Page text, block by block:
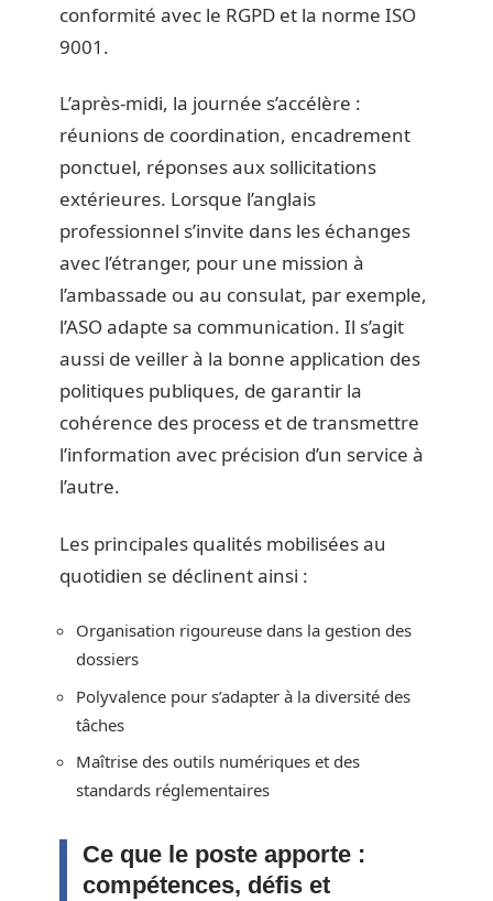
conformité avec le RGPD et la norme ISO
9001.
L’après-midi, la journée s’accélère :
réunions de coordination, encadrement
ponctuel, réponses aux sollicitations
extérieures. Lorsque l’anglais
professionnel s’invite dans les échanges
avec l’étranger, pour une mission à
l’ambassade ou au consulat, par exemple,
l’ASO adapte sa communication. Il s’agit
aussi de veiller à la bonne application des
politiques publiques, de garantir la
cohérence des process et de transmettre
l’information avec précision d’un service à
l’autre.
Les principales qualités mobilisées au
quotidien se déclinent ainsi :
Organisation rigoureuse dans la gestion des
dossiers
Polyvalence pour s’adapter à la diversité des
tâches
Maîtrise des outils numériques et des
standards réglementaires
Ce que le poste apporte :
compétences, défis et